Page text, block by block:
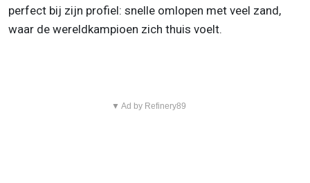
perfect bij zijn profiel: snelle omlopen met veel zand,
waar de wereldkampioen zich thuis voelt.
▼ Ad by Refinery89